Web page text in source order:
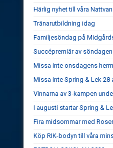
Härlig nyhet till våra
Tränarutbildning idag
Familjesöndag på
Succépremiär av
Missa inte onsdagens
Missa inte Spring & Lek 28
Vinnarna av 3-kampen
I augusti startar Spring &
Fira midsommar med
Köp RIK-bodyn till våra